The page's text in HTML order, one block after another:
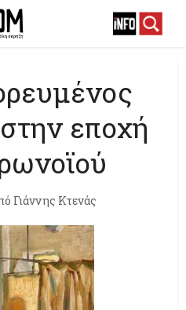
εποχή
Γιάννης Κτενάς